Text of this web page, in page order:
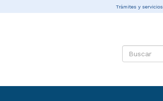
Trámites y servicios